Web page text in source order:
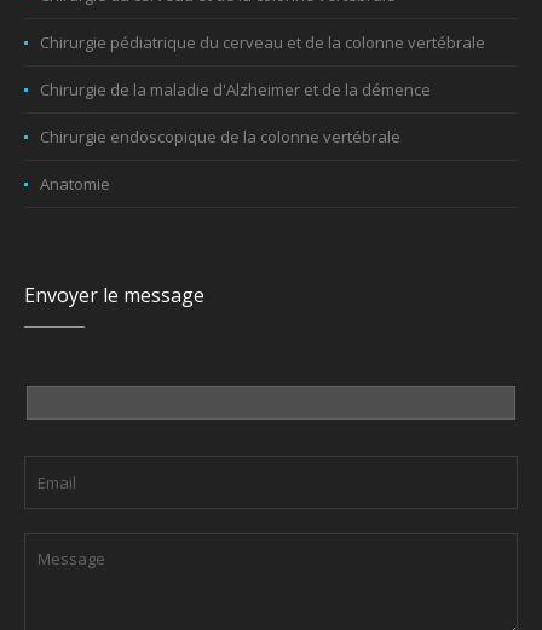
Chirurgie pédiatrique du cerveau et de la colonne vertébrale
Chirurgie de la maladie d'Alzheimer et de la démence
Chirurgie endoscopique de la colonne vertébrale
Anatomie
Envoyer le message